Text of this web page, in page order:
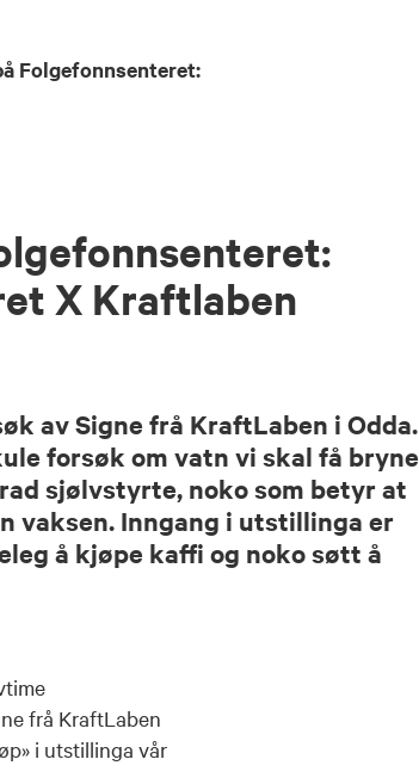
Folgefonnsenteret:
X Kraftlaben
av Signe frå KraftLaben i Odda.
forsøk om vatn vi skal få bryne
sjølvstyrte, noko som betyr at
vaksen. Inngang i utstillinga er
å kjøpe kaffi og noko søtt å
frå KraftLaben
i utstillinga vår